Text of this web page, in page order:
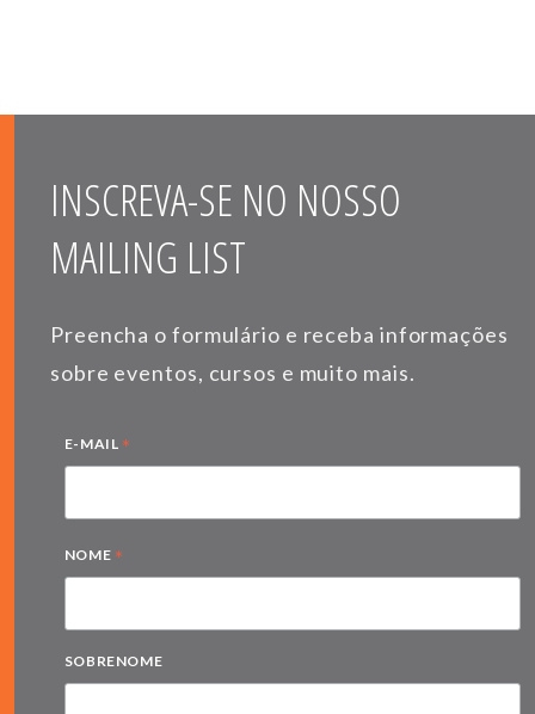
INSCREVA-SE NO NOSSO
MAILING LIST
Preencha o formulário e receba informações
sobre eventos, cursos e muito mais.
E-MAIL *
NOME *
SOBRENOME